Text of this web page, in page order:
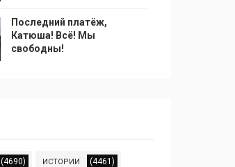
Последний платёж,
Катюша! Всё! Мы
свободны!
(4690) ИСТОРИИ (4461)